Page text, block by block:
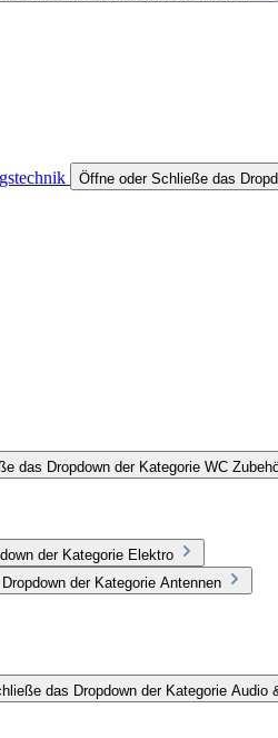
Öffne oder Schließe das
das Dropdown der Kategorie WC
der Kategorie Elektro
der Kategorie Antennen
das Dropdown der Kategorie Audio